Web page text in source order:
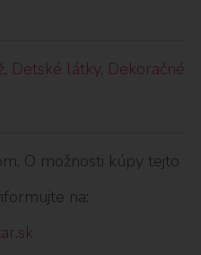
, Detské látky, Dekoračné
O možnosti kúpy tejto
na: